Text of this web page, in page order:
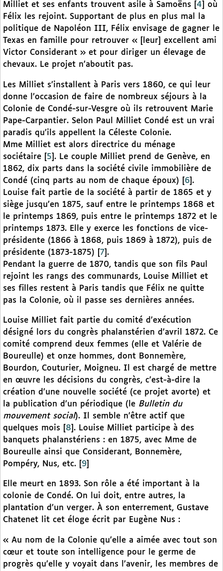
Milliet et ses enfants trouvent asile à Samoëns
4
où
Félix les rejoint. Supportant de plus en plus mal la
politique de Napoléon III, Félix envisage de gagner le
Texas en famille pour retrouver « [leur] excellent ami
Victor Considerant » et pour diriger un élevage de
chevaux. Le projet n’aboutit pas.
Les Milliet s’installent à Paris vers 1860, ce qui leur
donne l’occasion de faire de nombreux séjours à la
Colonie de Condé-sur-Vesgre où ils retrouvent Marie
Pape-Carpantier. Selon Paul Milliet Condé est un vrai
paradis qu’ils appellent la Céleste Colonie.
Mme Milliet est alors directrice du ménage
sociétaire
5 . Le couple Milliet prend de Genève, en
1862, dix parts dans la société civile immobilière de
Condé (cinq parts au nom de chaque époux)
6 .
Louise fait partie de la société à partir de 1865 et y
siège jusqu’en 1875, sauf entre le printemps 1868 et
le printemps 1869, puis entre le printemps 1872 et le
printemps 1873. Elle y exerce les fonctions de vice-
présidente (1866 à 1868, puis 1869 à 1872), puis de
présidente (1873-1875)
7 .
Pendant la guerre de 1870, tandis que son fils Paul
rejoint les rangs des communards, Louise Milliet et
ses filles restent à Paris tandis que Félix ne quitte
pas la Colonie, où il passe ses dernières années.
Louise Milliet fait partie du comité d’exécution
désigné lors du congrès phalanstérien d’avril 1872. Ce
comité comprend deux femmes (elle et Valérie de
Boureulle) et onze hommes, dont Bonnemère,
Bourdon, Couturier, Moigneu. Il est chargé de mettre
en œuvre les décisions du congrès, c’est-à-dire la
création d’une nouvelle société (ce projet avorte) et
la publication d’un périodique (le Bulletin du
mouvement social). Il semble n’être actif que
quelques mois
8 . Louise Milliet participe à des
banquets phalanstériens : en 1875, avec Mme de
Boureulle ainsi que Considerant, Bonnemère,
Pompéry, Nus, etc.
9
Elle meurt en 1893. Son rôle a été important à la
colonie de Condé. On lui doit, entre autres, la
plantation d’un verger. À son enterrement, Gustave
Chatenet lit cet éloge écrit par Eugène Nus :
« Au nom de la Colonie qu’elle a aimée avec tout son
cœur et toute son intelligence pour le germe de
progrès qu’elle y voyait dans l’avenir, les membres de